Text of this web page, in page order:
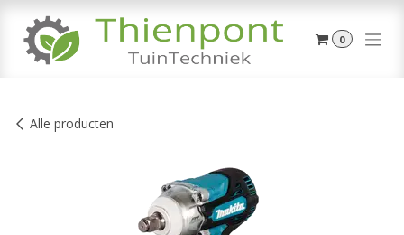
0
Alle producten